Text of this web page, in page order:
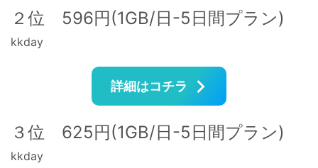
２位 596円(1GB/日-5日間プラン)
kkday
詳細はコチラ
３位 625円(1GB/日-5日間プラン)
kkday